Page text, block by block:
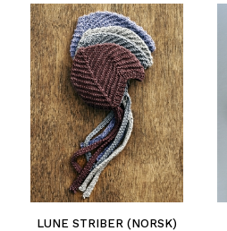
LUNE STRIBER (NORSK)